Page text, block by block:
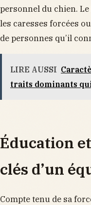
personnel du chien. Le
les caresses forcées
de personnes qu’il
LIRE AUSSI
traits dominants
Éducation
clés d’un
Compte tenu de sa